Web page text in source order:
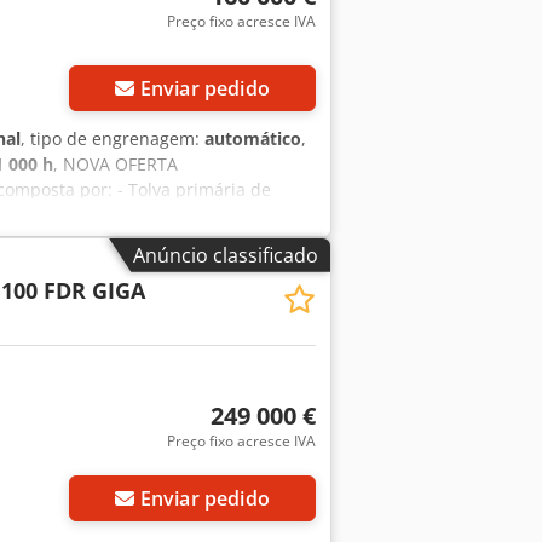
Preço fixo acresce IVA
Enviar pedido
, tipo de engrenagem: automático,
000 h, NOVA OFERTA
por: - Tolva primária de
marca Hazemag, motor de
- Britador de mandíbulas marca
Hazemag modelo APK-30, com
útil de 3m², com motor de 5cv. - 15
de diversos comprimentos e
- Cabine de comando/painel de
para o total da planta
Anúncio classificado
FDR GIGA
249 000 €
Preço fixo acresce IVA
Enviar pedido